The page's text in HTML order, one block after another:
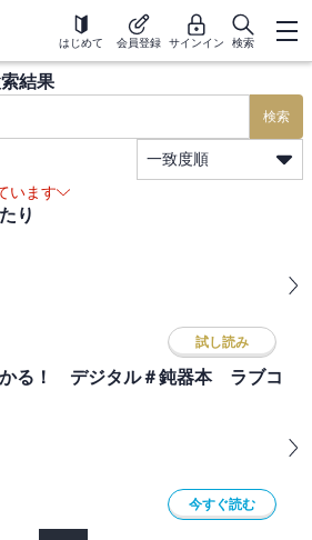
はじめて 会員登録 サインイン 検索
結果
検索
一致度順
います
り
試し読み
る！ デジタル＃鈍器本 ラブコ
今すぐ読む